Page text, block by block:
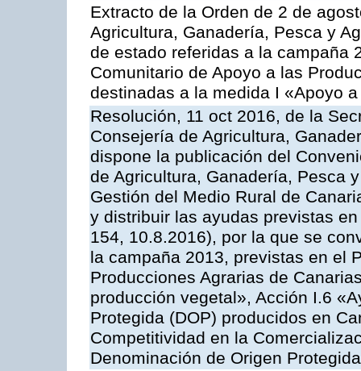
Extracto de la Orden de 2 de
Agricultura, Ganadería, Pesca y
de estado referidas a la campaña
Comunitario de Apoyo a las
destinadas a la medida I «Apoyo
Resolución, 11 oct 2016, de la
Consejería de Agricultura,
dispone la publicación del
de Agricultura, Ganadería, Pesca
Gestión del Medio Rural de
y distribuir las ayudas previstas
154, 10.8.2016), por la que se
la campaña 2013, previstas en el
Producciones Agrarias de
producción vegetal», Acción I.6
Protegida (DOP) producidos en
Competitividad en la
Denominación de Origen